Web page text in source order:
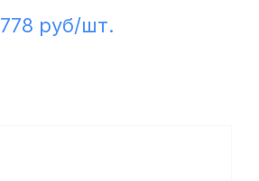
778 руб/шт.